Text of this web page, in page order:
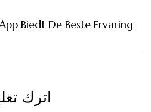
اترك